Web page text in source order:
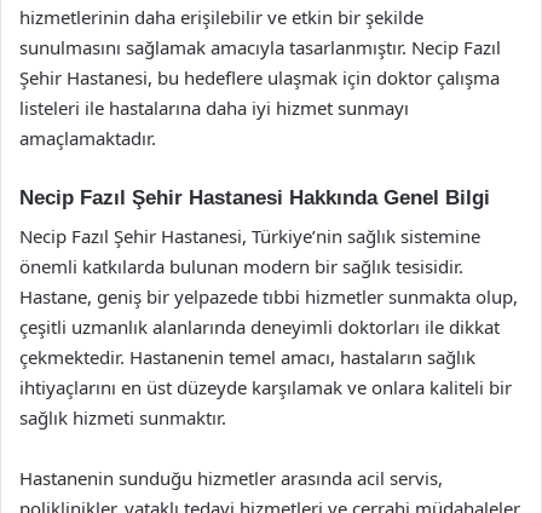
hizmetlerinin daha erişilebilir ve etkin bir şekilde
sunulmasını sağlamak amacıyla tasarlanmıştır. Necip Fazıl
Şehir Hastanesi, bu hedeflere ulaşmak için doktor çalışma
listeleri ile hastalarına daha iyi hizmet sunmayı
amaçlamaktadır.
Necip Fazıl Şehir Hastanesi Hakkında Genel Bilgi
Necip Fazıl Şehir Hastanesi, Türkiye’nin sağlık sistemine
önemli katkılarda bulunan modern bir sağlık tesisidir.
Hastane, geniş bir yelpazede tıbbi hizmetler sunmakta olup,
çeşitli uzmanlık alanlarında deneyimli doktorları ile dikkat
çekmektedir. Hastanenin temel amacı, hastaların sağlık
ihtiyaçlarını en üst düzeyde karşılamak ve onlara kaliteli bir
sağlık hizmeti sunmaktır.
Hastanenin sunduğu hizmetler arasında acil servis,
poliklinikler, yataklı tedavi hizmetleri ve cerrahi müdahaleler